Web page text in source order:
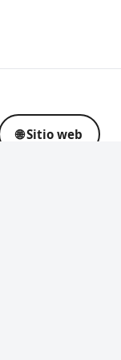
🌐 Sitio web